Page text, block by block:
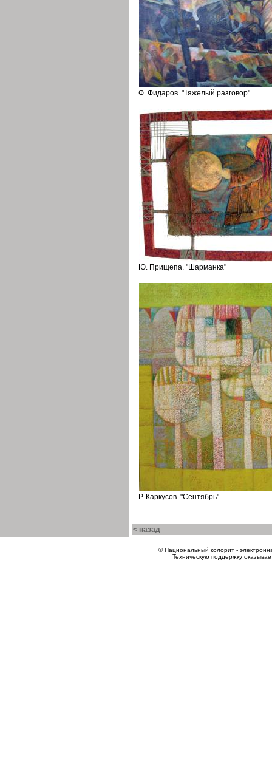
Ф. Фидаров. "Тяжелый разговор"
Ю. Прищепа. "Шарманка"
Р. Каркусов. "Сентябрь"
< назад
©Национальный колорит-
Техническую поддержку